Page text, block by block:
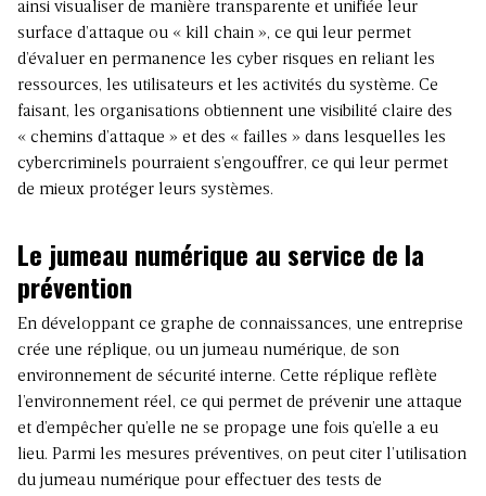
ainsi visualiser de manière transparente et unifiée leur
surface d’attaque ou « kill chain », ce qui leur permet
d’évaluer en permanence les cyber risques en reliant les
ressources, les utilisateurs et les activités du système. Ce
faisant, les organisations obtiennent une visibilité claire des
« chemins d’attaque » et des « failles » dans lesquelles les
cybercriminels pourraient s’engouffrer, ce qui leur permet
de mieux protéger leurs systèmes.
Le jumeau numérique au service de la
prévention
En développant ce graphe de connaissances, une entreprise
crée une réplique, ou un jumeau numérique, de son
environnement de sécurité interne. Cette réplique reflète
l’environnement réel, ce qui permet de prévenir une attaque
et d’empêcher qu’elle ne se propage une fois qu’elle a eu
lieu. Parmi les mesures préventives, on peut citer l’utilisation
du jumeau numérique pour effectuer des tests de